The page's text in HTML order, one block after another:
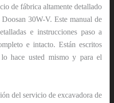
de fábrica altamente detallado
30W-V. Este manual de
e instrucciones paso a
e intacto. Están escritos
hace usted mismo y para el
del servicio de excavadora de